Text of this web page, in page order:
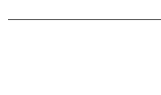
hvězdiček.